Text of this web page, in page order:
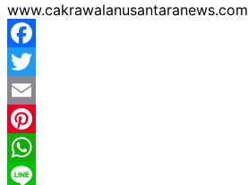
www.cakrawalanusantaranews.com
Facebook
Twitter
Email
Pinterest
WhatsApp